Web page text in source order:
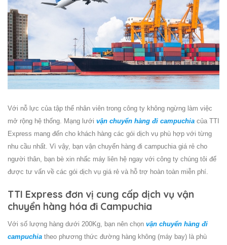
Với nỗ lực của tập thể nhân viên trong công ty không ngừng làm việc
mở rộng hệ thống. Mạng lưới vận chuyển hàng đi campuchia của TTI
Express mang đến cho khách hàng các gói dịch vụ phù hợp với từng
nhu cầu nhất. Vì vậy, bạn vận chuyển hàng đi campuchia giá rẻ cho
người thân, bạn bè xin nhấc máy liên hệ ngay với công ty chúng tôi để
được tư vấn về các gói dịch vụ giá rẻ và hỗ trợ hoàn toàn miễn phí.
TTI Express đơn vị cung cấp dịch vụ vận
chuyển hàng hóa đi Campuchia
Với số lượng hàng dưới 200Kg, bạn nên chọn vận chuyển hàng đi
campuchia theo phương thức đường hàng không (máy bay) là phù